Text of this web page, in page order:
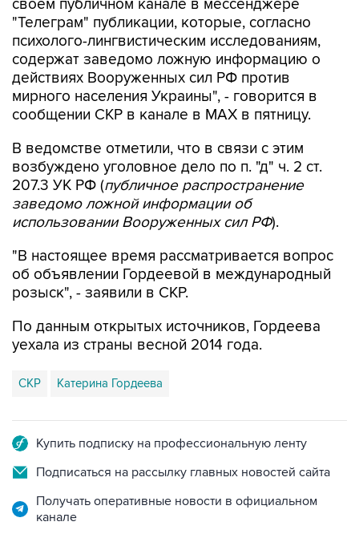
своем публичном канале в мессенджере
"Телеграм" публикации, которые, согласно
психолого-лингвистическим исследованиям,
содержат заведомо ложную информацию о
действиях Вооруженных сил РФ против
мирного населения Украины", - говорится в
сообщении СКР в канале в MAX в пятницу.
В ведомстве отметили, что в связи с этим
возбуждено уголовное дело по п. "д" ч. 2 ст.
207.3 УК РФ (публичное распространение
заведомо ложной информации об
использовании Вооруженных сил РФ).
"В настоящее время рассматривается вопрос
об объявлении Гордеевой в международный
розыск", - заявили в СКР.
По данным открытых источников, Гордеева
уехала из страны весной 2014 года.
СКР Катерина Гордеева
Купить подписку на профессиональную ленту
Подписаться на рассылку главных новостей сайта
Получать оперативные новости в официальном
канале